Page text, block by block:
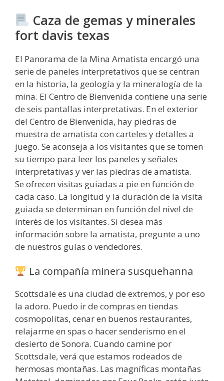
Caza de gemas y minerales
fort davis texas
El Panorama de la Mina Amatista encargó una
serie de paneles interpretativos que se centran
en la historia, la geología y la mineralogía de la
mina. El Centro de Bienvenida contiene una serie
de seis pantallas interpretativas. En el exterior
del Centro de Bienvenida, hay piedras de
muestra de amatista con carteles y detalles a
juego. Se aconseja a los visitantes que se tomen
su tiempo para leer los paneles y señales
interpretativas y ver las piedras de amatista.
Se ofrecen visitas guiadas a pie en función de
cada caso. La longitud y la duración de la visita
guiada se determinan en función del nivel de
interés de los visitantes. Si desea más
información sobre la amatista, pregunte a uno
de nuestros guías o vendedores.
La compañía minera susquehanna
Scottsdale es una ciudad de extremos, y por eso
la adoro. Puedo ir de compras en tiendas
cosmopolitas, cenar en buenos restaurantes,
relajarme en spas o hacer senderismo en el
desierto de Sonora. Cuando camine por
Scottsdale, verá que estamos rodeados de
hermosas montañas. Las magníficas montañas